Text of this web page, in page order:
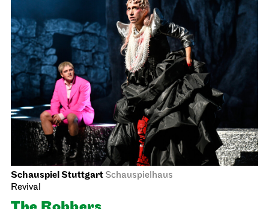
Schauspiel Stuttgart Schauspielhaus
Revival